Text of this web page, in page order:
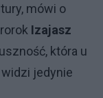
mówi o
Izajasz
która u
jedynie